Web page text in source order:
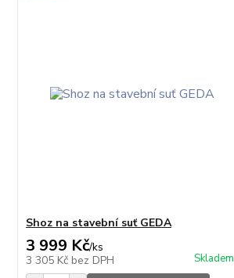
Shoz na stavební suť GEDA
3 999 Kč/ks
3 305 Kč bez DPH Skladem